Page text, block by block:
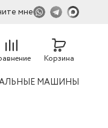
мне
54
Корзина
МАШИНЫ